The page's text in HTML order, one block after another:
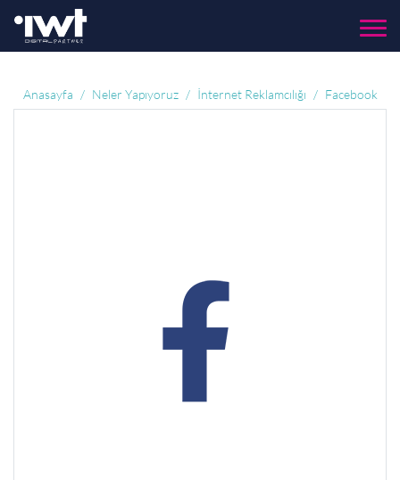
Menü
Anasayfa Neler Yapıyoruz İnternet Reklamcılığı Facebook